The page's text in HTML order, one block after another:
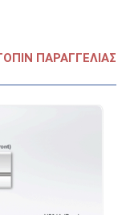
ΠΑΡΑΓΓΕΛΙΑΣ